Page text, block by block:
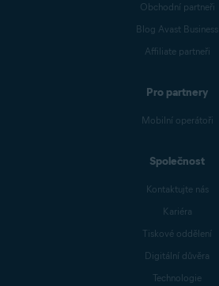
Obchodní partneři
Blog Avast Business
Affiliate partneři
Pro partnery
Mobilní operátoři
Společnost
Kontaktujte nás
Kariéra
Tiskové oddělení
Digitální důvěra
Technologie